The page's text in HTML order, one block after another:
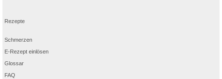
Rezepte
Schmerzen
E-Rezept einlösen
Glossar
FAQ